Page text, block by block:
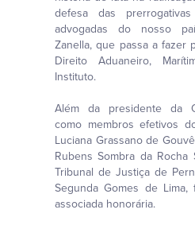
defesa das
advogadas do nosso
Zanella, que passa a fazer
Direito Aduaneiro,
Instituto.
Além da presidente da
como membros efetivos
Luciana Grassano de
Rubens Sombra da
Tribunal de Justiça de
Segunda Gomes de
associada honorária.